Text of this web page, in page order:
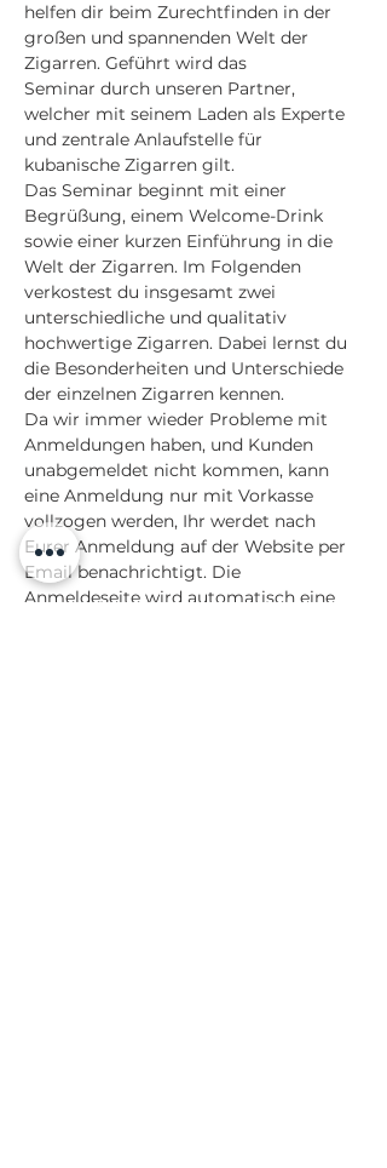
helfen dir beim Zurechtfinden in der
großen und spannenden Welt der
Zigarren. Geführt wird das
Seminar durch unseren Partner,
welcher mit seinem Laden als Experte
und zentrale Anlaufstelle für
kubanische Zigarren gilt.
Das Seminar beginnt mit einer
Begrüßung, einem Welcome-Drink
sowie einer kurzen Einführung in die
Welt der Zigarren. Im Folgenden
verkostest du insgesamt zwei
unterschiedliche und qualitativ
hochwertige Zigarren. Dabei lernst du
die Besonderheiten und Unterschiede
der einzelnen Zigarren kennen.
Da wir immer wieder Probleme mit
Anmeldungen haben, und Kunden
unabgemeldet nicht kommen, kann
eine Anmeldung nur mit Vorkasse
vollzogen werden, Ihr werdet nach
Eurer Anmeldung auf der Website per
Email benachrichtigt. Die
Anmeldeseite wird automatisch eine